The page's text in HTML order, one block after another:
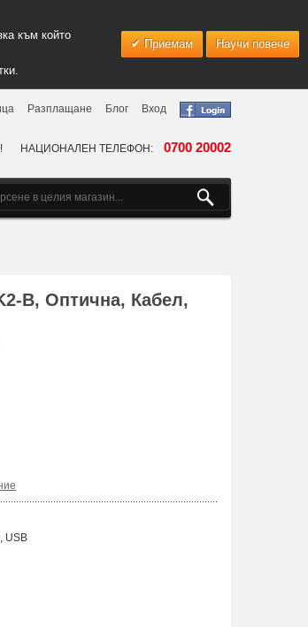
към който
Приемам Научи повече
Разплащане Блог Вход
НАЦИОНАЛЕН ТЕЛЕФОН: 0700 20002
B, Оптична, Кабел,
USB